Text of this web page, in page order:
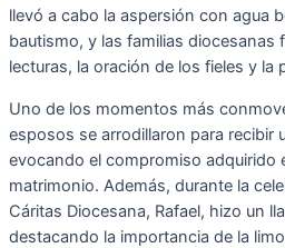
llevó a cabo la aspersión con agua
bautismo, y las familias diocesanas
lecturas, la oración de los fieles y la
Uno de los momentos más
esposos se arrodillaron para recibir
evocando el compromiso adquirido
matrimonio. Además, durante la
Cáritas Diocesana, Rafael, hizo un
destacando la importancia de la